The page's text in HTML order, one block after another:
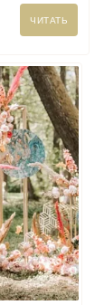
ЧИТАТЬ